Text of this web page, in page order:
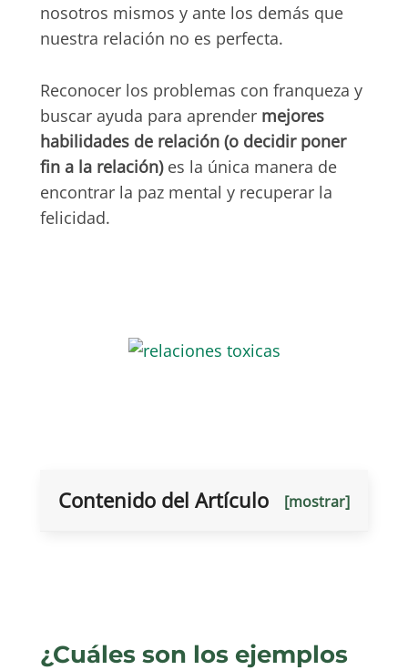
nosotros mismos y ante los demás que
nuestra relación no es perfecta.
Reconocer los problemas con franqueza y
buscar ayuda para aprender mejores
habilidades de relación (o decidir poner
fin a la relación)es la única manera de
encontrar la paz mental y recuperar la
felicidad.
Contenido del Artículo [mostrar]
¿Cuáles son los ejemplos